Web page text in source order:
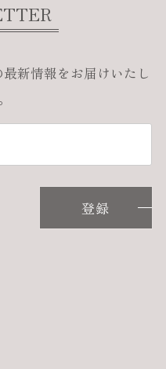
新情報をお届けいたし
登録